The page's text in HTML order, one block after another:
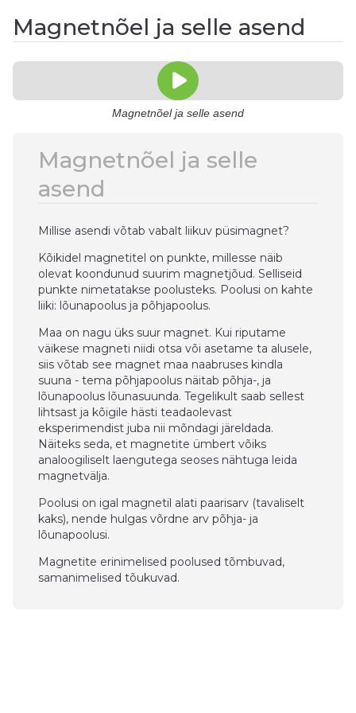
Magnetnõel ja selle asend
Magnetnõel ja selle asend
Magnetnõel ja selle
asend
Millise asendi võtab vabalt liikuv püsimagnet?
Kõikidel magnetitel on punkte, millesse näib
olevat koondunud suurim magnetjõud. Selliseid
punkte nimetatakse poolusteks. Poolusi on kahte
liiki: lõunapoolus ja põhjapoolus.
Maa on nagu üks suur magnet. Kui riputame
väikese magneti niidi otsa või asetame ta alusele,
siis võtab see magnet maa naabruses kindla
suuna - tema põhjapoolus näitab põhja-, ja
lõunapoolus lõunasuunda. Tegelikult saab sellest
lihtsast ja kõigile hästi teadaolevast
eksperimendist juba nii mõndagi järeldada.
Näiteks seda, et magnetite ümbert võiks
analoogiliselt laengutega seoses nähtuga leida
magnetvälja.
Poolusi on igal magnetil alati paarisarv (tavaliselt
kaks), nende hulgas võrdne arv põhja- ja
lõunapoolusi.
Magnetite erinimelised poolused tõmbuvad,
samanimelised tõukuvad.